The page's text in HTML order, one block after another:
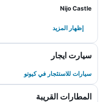
Nijo Castle
إظهار المزيد
سيارت ايجار
سيارات للاستئجار في كيوتو
المطارات القريبة